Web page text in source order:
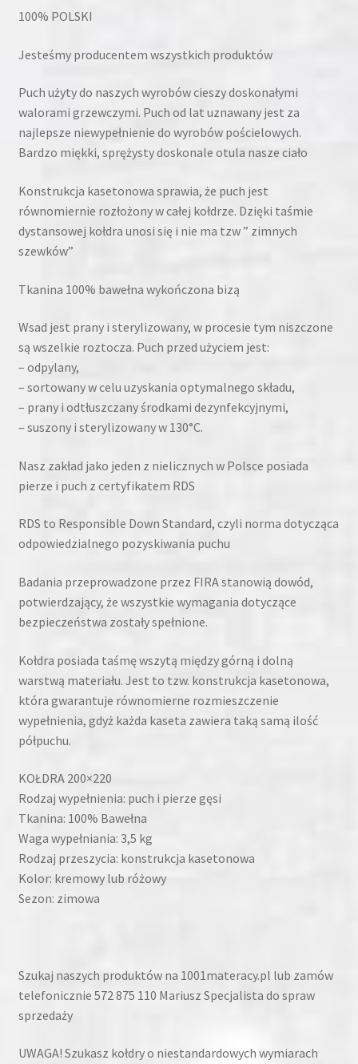
100% POLSKI
Jesteśmy producentem wszystkich produktów
Puch użyty do naszych wyrobów cieszy doskonałymi
walorami grzewczymi. Puch od lat uznawany jest za
najlepsze niewypełnienie do wyrobów pościelowych.
Bardzo miękki, sprężysty doskonale otula nasze ciało
Konstrukcja kasetonowa sprawia, że puch jest
równomiernie rozłożony w całej kołdrze. Dzięki taśmie
dystansowej kołdra unosi się i nie ma tzw ” zimnych
szewków”
Tkanina 100% bawełna wykończona bizą
Wsad jest prany i sterylizowany, w procesie tym niszczone
są wszelkie roztocza. Puch przed użyciem jest:
– odpylany,
– sortowany w celu uzyskania optymalnego składu,
– prany i odtłuszczany środkami dezynfekcyjnymi,
– suszony i sterylizowany w 130°C.
Nasz zakład jako jeden z nielicznych w Polsce posiada
pierze i puch z certyfikatem RDS
RDS to Responsible Down Standard, czyli norma dotycząca
odpowiedzialnego pozyskiwania puchu
Badania przeprowadzone przez FIRA stanowią dowód,
potwierdzający, że wszystkie wymagania dotyczące
bezpieczeństwa zostały spełnione.
Kołdra posiada taśmę wszytą między górną i dolną
warstwą materiału. Jest to tzw. konstrukcja kasetonowa,
która gwarantuje równomierne rozmieszczenie
wypełnienia, gdyż każda kaseta zawiera taką samą ilość
półpuchu.
KOŁDRA 200×220
Rodzaj wypełnienia: puch i pierze gęsi
Tkanina: 100% Bawełna
Waga wypełniania: 3,5 kg
Rodzaj przeszycia: konstrukcja kasetonowa
Kolor: kremowy lub różowy
Sezon: zimowa
Szukaj naszych produktów na 1001materacy.pl lub zamów
telefonicznie 572 875 110 Mariusz Specjalista do spraw
sprzedaży
UWAGA! Szukasz kołdry o niestandardowych wymiarach